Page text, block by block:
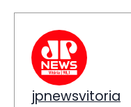
jpnewsvitoria